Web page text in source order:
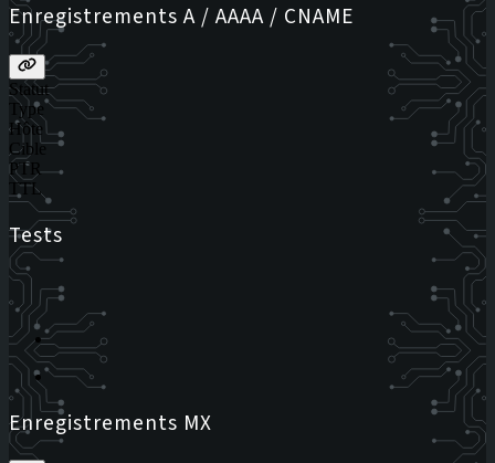
Enregistrements A / AAAA / CNAME
Statut
Type
Hôte
Cible
PTR
TTL
Tests
Enregistrements MX